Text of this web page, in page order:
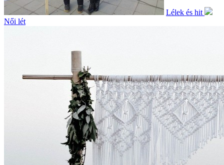
Lélek és hit
Női lét